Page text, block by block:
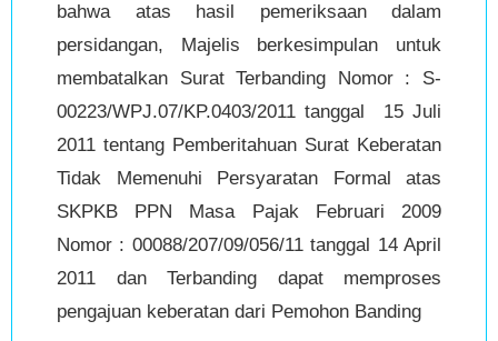
bahwa atas hasil pemeriksaan dalam
persidangan, Majelis berkesimpulan untuk
membatalkan Surat Terbanding Nomor : S-
00223/WPJ.07/KP.0403/2011 tanggal 15 Juli
2011 tentang Pemberitahuan Surat Keberatan
Tidak Memenuhi Persyaratan Formal atas
SKPKB PPN Masa Pajak Februari 2009
Nomor : 00088/207/09/056/11 tanggal 14 April
2011 dan Terbanding dapat memproses
pengajuan keberatan dari Pemohon Banding